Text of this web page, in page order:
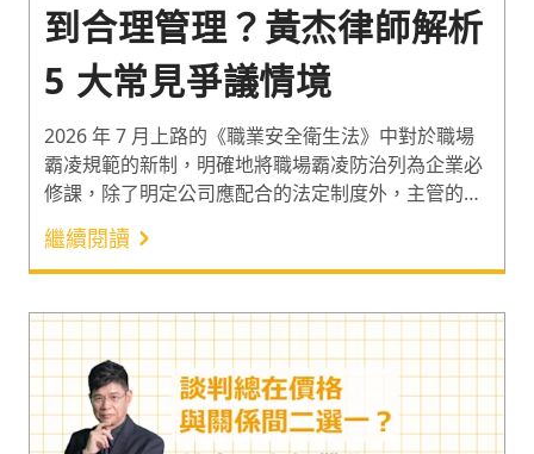
到合理管理？黃杰律師解析
5 大常見爭議情境
2026 年 7 月上路的《職業安全衛生法》中對於職場
霸凌規範的新制，明確地將職場霸凌防治列為企業必
修課，除了明定公司應配合的法定制度外，主管的管
理方式也影響了員工對組織的信任以及安全感。當員
工說出「這件事讓我不舒服」，主管下一步該怎麼
做？遇到員工不合理的投訴，該如何解決爭議？黃杰
律師針對 5 大常見的爭議情境案例進行解析，提供主
管作為日常管理、打造安心職場的解決方案。
繼續閱讀